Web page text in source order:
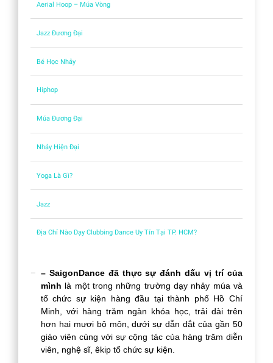
Aerial Hoop – Múa Vòng
Jazz Đương Đại
Bé Học Nhảy
Hiphop
Múa Đương Đại
Nhảy Hiện Đại
Yoga Là Gì?
Jazz
Địa Chỉ Nào Dạy Clubbing Dance Uy Tín Tại TP. HCM?
– SaigonDance đã thực sự đánh dấu vị trí của
mình là một trong những trường dạy nhảy múa và
tổ chức sự kiện hàng đầu tại thành phố Hồ Chí
Minh, với hàng trăm ngàn khóa học, trải dài trên
hơn hai mươi bộ môn, dưới sự dẫn dắt của gần 50
giáo viên cùng với sự cộng tác của hàng trăm diễn
viên, nghệ sĩ, êkip tổ chức sự kiện.